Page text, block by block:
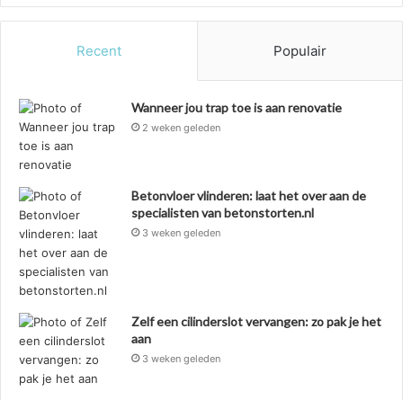
Recent Populair
Wanneer jou trap toe is aan renovatie
2 weken geleden
Betonvloer vlinderen: laat het over aan de
specialisten van betonstorten.nl
3 weken geleden
Zelf een cilinderslot vervangen: zo pak je het
aan
3 weken geleden